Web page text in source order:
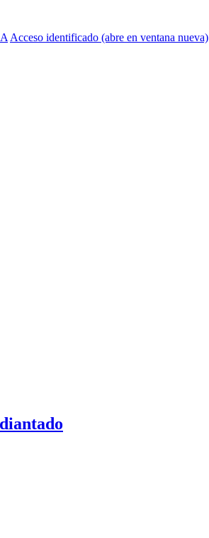
Acceso identificado (abre en ventana nueva)